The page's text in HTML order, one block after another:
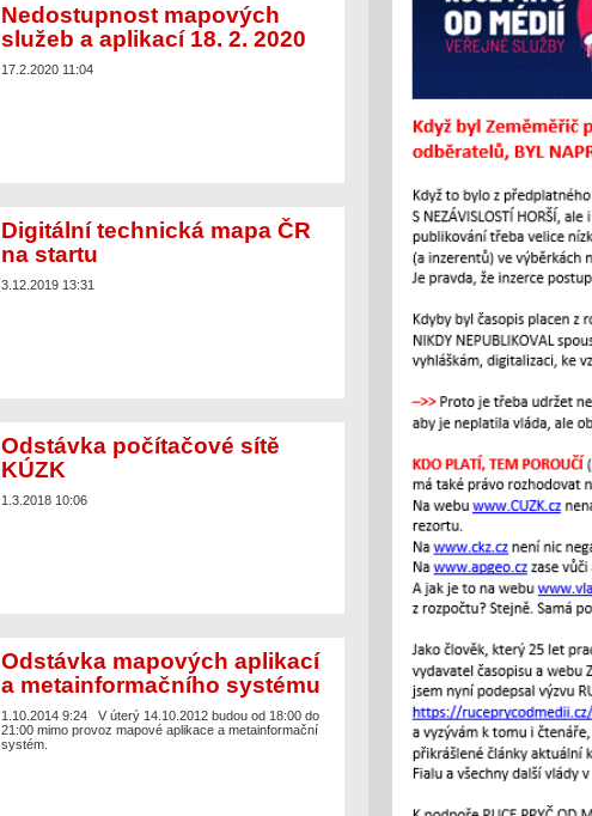
Nedostupnost mapových
služeb a aplikací 18. 2. 2020
17.2.2020 11:04
Digitální technická mapa ČR
na startu
3.12.2019 13:31
Odstávka počítačové sítě
KÚZK
1.3.2018 10:06
Odstávka mapových aplikací
a metainformačního systému
1.10.2014 9:24 V úterý 14.10.2012 budou od 18:00 do
21:00 mimo provoz mapové aplikace a metainformační
systém.